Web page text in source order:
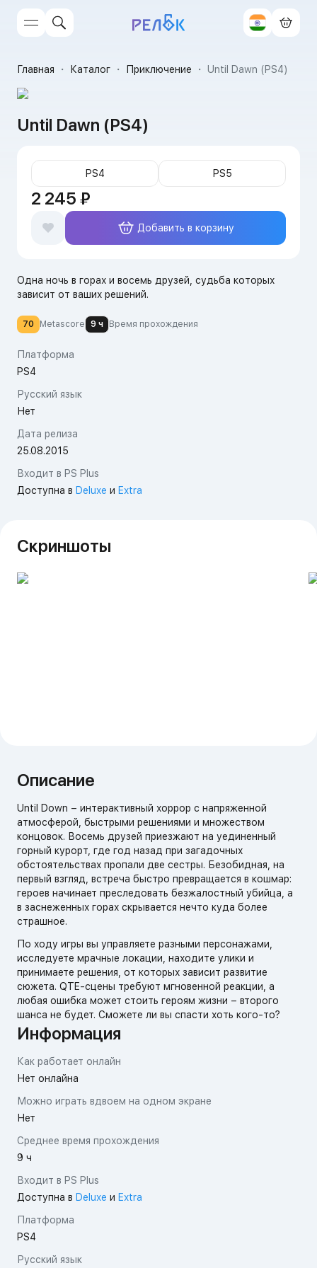
Главная ・ Каталог ・ Приключение ・ Until Dawn (PS4)
Until Dawn (PS4)
Одна ночь в горах и восемь друзей, судьба которых
зависит от ваших решений.
70 Metascore 9 ч Время прохождения
Платформа
PS4
Русский язык
Нет
Дата релиза
25.08.2015
Входит в PS Plus
Доступна в Deluxe и Extra
PS4 PS5
2 245 ₽
Добавить в корзину
Скриншоты
Описание
Until Down – интерактивный хоррор с напряженной
атмосферой, быстрыми решениями и множеством
концовок. Восемь друзей приезжают на уединенный
горный курорт, где год назад при загадочных
обстоятельствах пропали две сестры. Безобидная, на
первый взгляд, встреча быстро превращается в кошмар:
героев начинает преследовать безжалостный убийца, а
в заснеженных горах скрывается нечто куда более
страшное.
По ходу игры вы управляете разными персонажами,
исследуете мрачные локации, находите улики и
принимаете решения, от которых зависит развитие
сюжета. QTE-сцены требуют мгновенной реакции, а
любая ошибка может стоить героям жизни – второго
шанса не будет. Сможете ли вы спасти хоть кого-то?
Информация
Как работает онлайн
Нет онлайна
Платформа
PS4
Можно играть вдвоем на одном экране
Нет
Русский язык
Среднее время прохождения
9 ч
Входит в PS Plus
Доступна в Deluxe и Extra